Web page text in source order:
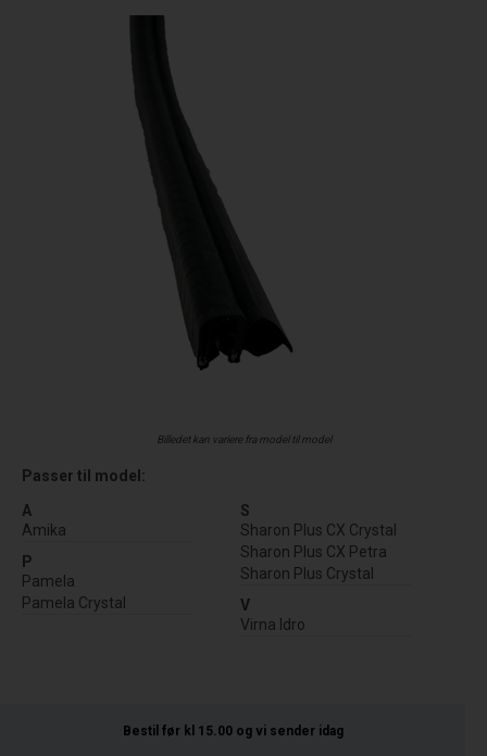
Billedet kan variere fra model til model
Passer til model:
A
Amika
P
Pamela
Pamela Crystal
S
Sharon Plus CX Crystal
Sharon Plus CX Petra
Sharon Plus Crystal
V
Virna Idro
Bestil før kl 15.00 og vi sender idag